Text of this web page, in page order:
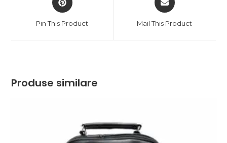
in
new
Pin This Product
in
new
Mail This Product
Produse similare